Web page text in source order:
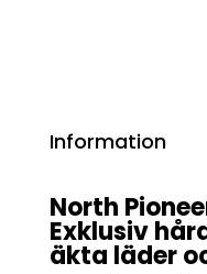
Information
North
Exklusiv
äkta läder